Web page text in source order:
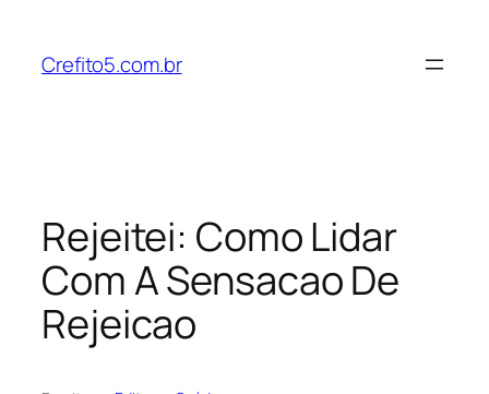
Crefito5.com.br
Rejeitei: Como Lidar
Com A Sensacao De
Rejeicao